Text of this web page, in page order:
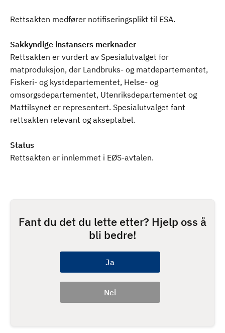
Rettsakten medfører notifiseringsplikt til ESA.
Sakkyndige instansers merknader
Rettsakten er vurdert av Spesialutvalget for
matproduksjon, der Landbruks- og matdepartementet,
Fiskeri- og kystdepartementet, Helse- og
omsorgsdepartementet, Utenriksdepartementet og
Mattilsynet er representert. Spesialutvalget fant
rettsakten relevant og akseptabel.
Status
Rettsakten er innlemmet i EØS-avtalen.
Fant du det du lette etter? Hjelp oss å
bli bedre!